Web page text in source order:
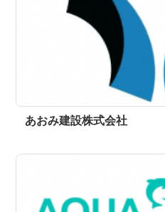
あおみ建設株式会社